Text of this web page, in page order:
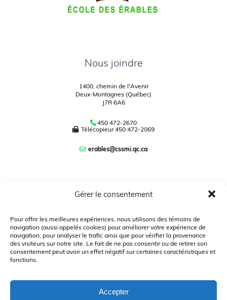
Gérer le consentement
Pour offrir les meilleures expériences, nous utilisons des témoins de
navigation (aussi appelés cookies) pour améliorer votre expérience de
navigation, pour analyser le trafic ainsi que pour vérifier la provenance
des visiteurs sur notre site. Le fait de ne pas consentir ou de retirer son
consentement peut avoir un effet négatif sur certaines caractéristiques et
fonctions.
Accepter
Nous joindre
1400, chemin de l'Avenir
Deux-Montagnes (Québec)
J7R 6A6
450 472-2670
Télécopieur450 472-2069
erables@cssmi.qc.ca
Navigation
PLAN DU SITE
PLAINTE – SERVICE À L’ÉLÈVE
POLITIQUE DE CONFIDENTIALITÉ